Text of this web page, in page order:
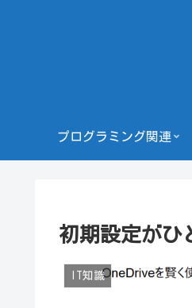
プログラミング関連
初期設定がひ
IT知識